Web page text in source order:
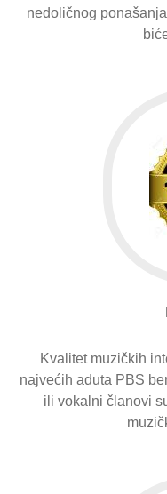
nedoličnog
Kvalitet muzičkih
najvećih aduta PBS
ili vokalni članovi